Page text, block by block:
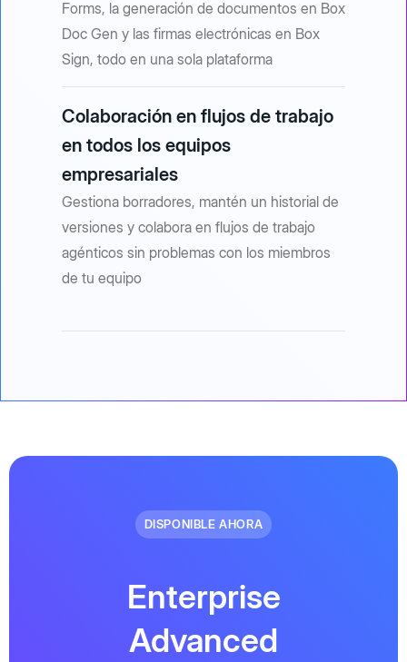
Forms, la generación de documentos en Box
Doc Gen y las firmas electrónicas en Box
Sign, todo en una sola plataforma
Colaboración en flujos de trabajo
en todos los equipos
empresariales
Gestiona borradores, mantén un historial de
versiones y colabora en flujos de trabajo
agénticos sin problemas con los miembros
de tu equipo
DISPONIBLE AHORA
Enterprise
Advanced